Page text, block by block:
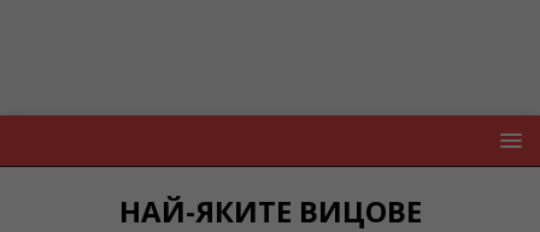
НАЙ-ЯКИТЕ ВИЦОВЕ